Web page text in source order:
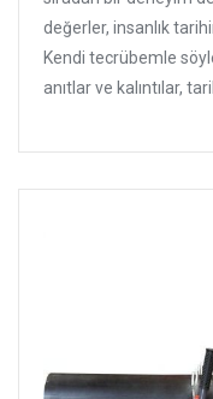
değerler, insanlık
Kendi tecrübemle
anıtlar ve kalıntılar,